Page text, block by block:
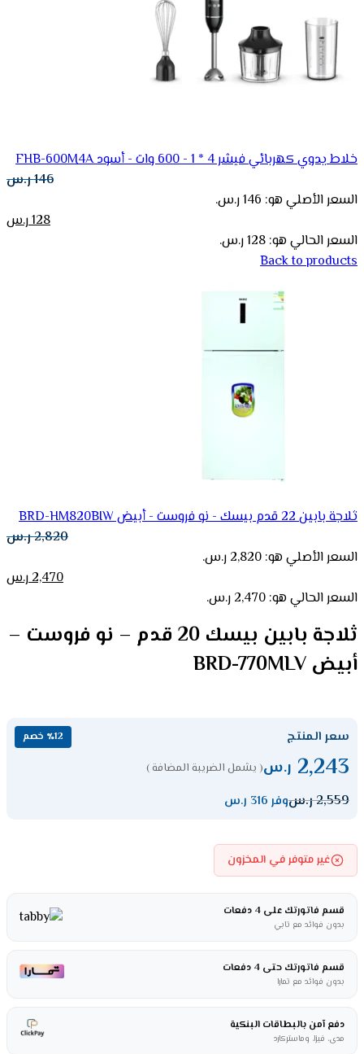
خلاط يدوي كهربائي فيشر 4 * 1 - 600 وات - أسود FHB-600M4A
146ر.س
السعر الأصلي هو: 146 ر.س.
128ر.س
السعر الحالي هو: 128 ر.س.
Back to products
ثلاجة بابين 22 قدم بيسك - نو فروست - أبيض BRD-HM820BIW
2,820ر.س
السعر الأصلي هو: 2,820 ر.س.
2,470ر.س
السعر الحالي هو: 2,470 ر.س.
ثلاجة بابين بيسك 20 قدم – نو فروست –
أبيض BRD-770MLV
سعر المنتج ٪12 خصم
2,243 ر.س( يشمل الضريبة المضافة )
2,559ر.سوفر 316 ر.س
غير متوفر في المخزون
قسم فاتورتك على 4 دفعات
بدون فوائد مع تابي
قسم فاتورتك حتى 4 دفعات
بدون فوائد مع تمارا
دفع آمن بالبطاقات البنكية
مدى، فيزا، وماستركارد